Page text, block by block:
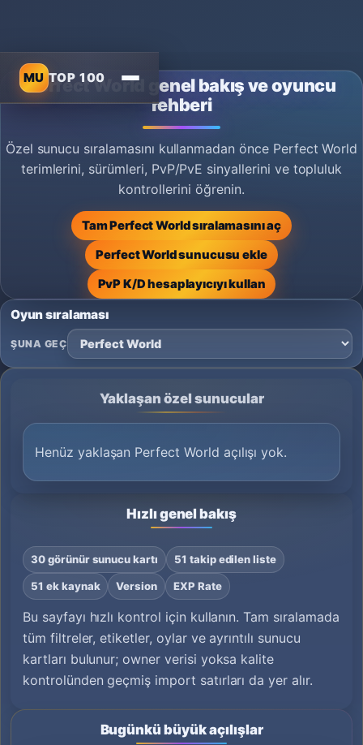
MU TOP 100
Perfect World genel bakış ve oyuncu
rehberi
Özel sunucu sıralamasını kullanmadan önce Perfect World
terimlerini, sürümleri, PvP/PvE sinyallerini ve topluluk
kontrollerini öğrenin.
Tam Perfect World sıralamasını aç
Perfect World sunucusu ekle
PvP K/D hesaplayıcıyı kullan
Oyun sıralaması
ŞUNA GEÇ
Bugünkü büyük açılışlar
Yaklaşan özel sunucular
Henüz yaklaşan Perfect World açılışı yok.
Hızlı genel bakış
30 görünür sunucu kartı 51 takip edilen liste
51 ek kaynak Version EXP Rate
Bu sayfayı hızlı kontrol için kullanın. Tam sıralamada
tüm filtreler, etiketler, oylar ve ayrıntılı sunucu
kartları bulunur; owner verisi yoksa kalite
kontrolünden geçmiş import satırları da yer alır.